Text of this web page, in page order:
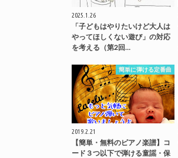
2025.1.26
「子どもはやりたいけど大人は
やってほしくない遊び」の対応
を考える（第2回…
簡単に弾ける定番曲
2019.2.21
【簡単・無料のピアノ楽譜】コ
ード３つ以下で弾ける童謡・保